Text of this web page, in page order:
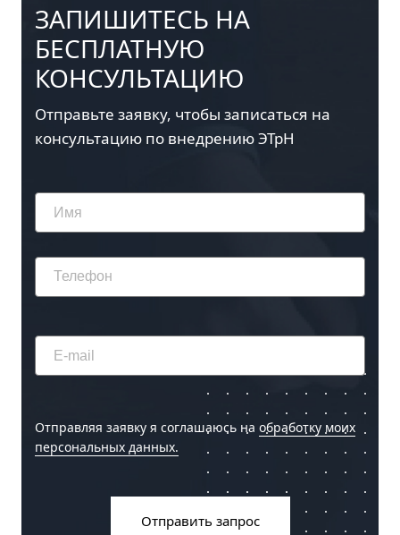
ЗАПИШИТЕСЬ НА
БЕСПЛАТНУЮ
КОНСУЛЬТАЦИЮ
Отправьте заявку, чтобы записаться на
консультацию по внедрению ЭТрН
Отправляя заявку я соглашаюсь на обработку моих
персональных данных.
Отправить запрос